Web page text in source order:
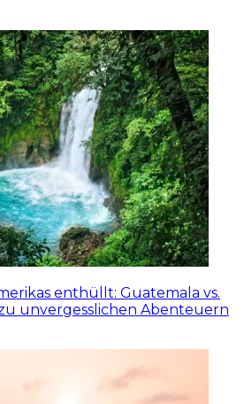
enthüllt: Guatemala vs.
zu unvergesslichen Abenteuern